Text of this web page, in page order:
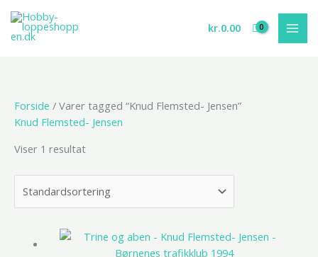
indholdet
kr.0.00
Forside / Varer tagged “Knud Flemsted- Jensen”
Knud Flemsted- Jensen
Viser 1 resultat